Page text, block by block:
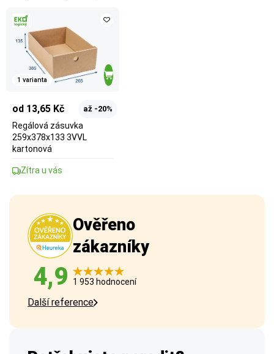
1 varianta
od 13,65 Kč až -20%
Regálová zásuvka
259x378x133 3VVL
kartonová
Zítra u vás
Ověřeno
zákazníky
4,9 1 953 hodnocení
Další reference